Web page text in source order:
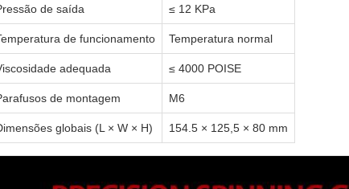
de saída ≤ 12 KPa
de funcionamento Temperatura normal
adequada ≤ 4000 POISE
de montagem M6
globais (L × W × H) 154.5 × 125,5 × 80 mm